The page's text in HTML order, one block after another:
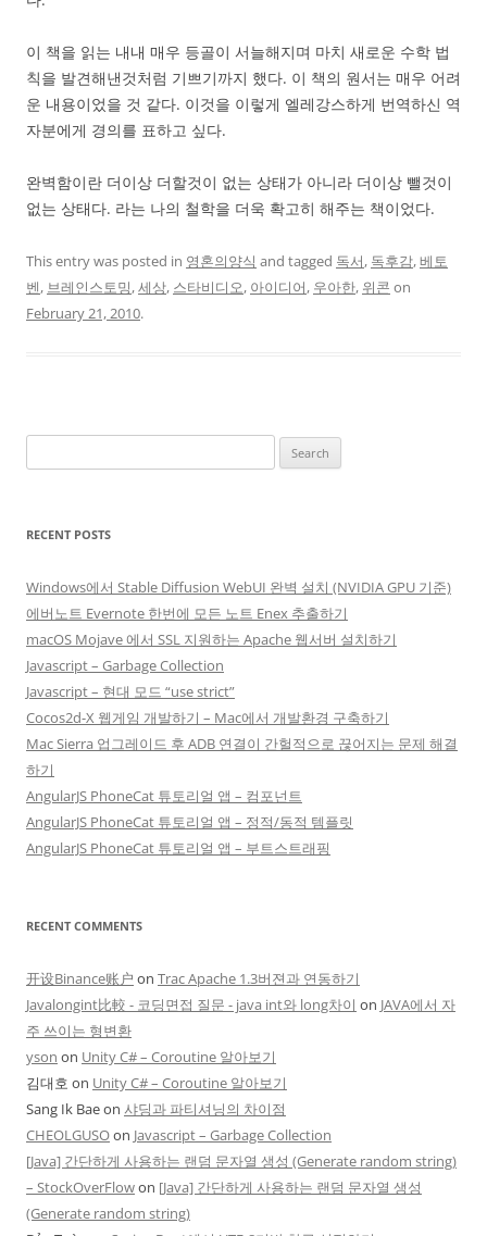
이 책을 읽는 내내 매우 등골이 서늘해지며 마치 새로운 수학 법
칙을 발견해낸것처럼 기쁘기까지 했다. 이 책의 원서는 매우 어려
운 내용이었을 것 같다. 이것을 이렇게 엘레강스하게 번역하신 역
자분에게 경의를 표하고 싶다.
완벽함이란 더이상 더할것이 없는 상태가 아니라 더이상 뺄것이
없는 상태다. 라는 나의 철학을 더욱 확고히 해주는 책이었다.
This entry was posted in 영혼의양식 and tagged 독서, 독후감,베토
벤, 브레인스토밍,세상, 스타비디오, 아이디어, 우아한, 위콘 on
February 21, 2010.
for:
RECENT POSTS
Windows에서 Stable Diffusion WebUI 완벽 설치 (NVIDIA GPU 기준)
에버노트 Evernote 한번에 모든 노트 Enex 추출하기
macOS Mojave 에서 SSL 지원하는 Apache 웹서버 설치하기
Javascript – Garbage Collection
Javascript – 현대 모드 “use strict”
Cocos2d-X 웹게임 개발하기 – Mac에서 개발환경 구축하기
Mac Sierra 업그레이드 후 ADB 연결이 간헐적으로 끊어지는 문제 해결
하기
AngularJS PhoneCat 튜토리얼 앱 – 컴포넌트
AngularJS PhoneCat 튜토리얼 앱 – 정적/동적 템플릿
AngularJS PhoneCat 튜토리얼 앱 – 부트스트래핑
RECENT COMMENTS
开设Binance账户 on Trac Apache 1.3버젼과 연동하기
Javalongint比較 - 코딩면접 질문 - java int와 long차이 on JAVA에서 자
주 쓰이는 형변환
yson on Unity C# – Coroutine 알아보기
김대호 on Unity C# – Coroutine 알아보기
Sang Ik Baeon 샤딩과 파티셔닝의 차이점
CHEOLGUSOon Javascript – Garbage Collection
[Java] 간단하게 사용하는 랜덤 문자열 생성 (Generate random string)
– StockOverFlowon [Java] 간단하게 사용하는 랜덤 문자열 생성
(Generate random string)